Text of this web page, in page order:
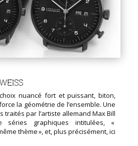
nuancé fort et puissant, biton,
la géométrie de l’ensemble. Une
traités par l’artiste allemand Max Bill
graphiques intitulées, «
thème », et, plus précisément, ici